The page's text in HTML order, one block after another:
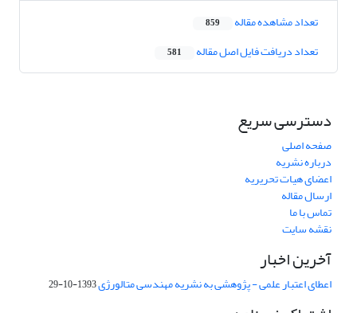
تعداد مشاهده مقاله 859
تعداد دریافت فایل اصل مقاله 581
دسترسی سریع
صفحه اصلی
درباره نشریه
اعضای هیات تحریریه
ارسال مقاله
تماس با ما
نقشه سایت
آخرین اخبار
اعطای اعتبار علمی - پژوهشی به نشریه مهندسی متالورژی1393-10-29